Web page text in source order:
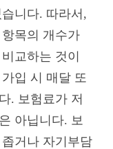
니다. 따라서,
목의 개수가
교하는 것이
입 시 매달 또
. 보험료가 저
아닙니다. 보
거나 자기부담